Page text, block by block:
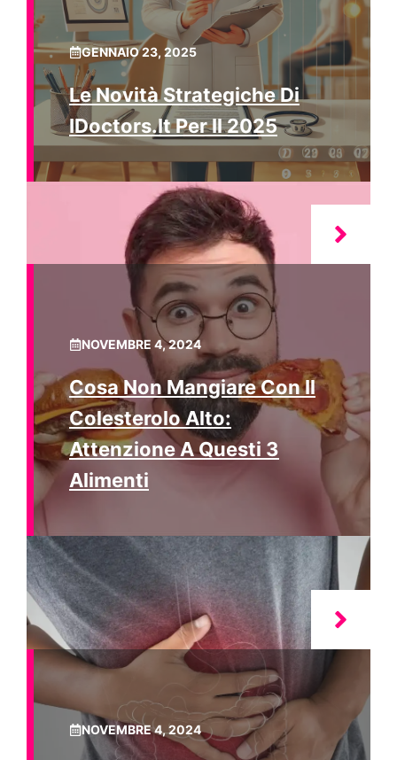
GENNAIO 23, 2025
Le Novità Strategiche Di
IDoctors.it Per Il 2025
NOVEMBRE 4, 2024
Cosa Non Mangiare Con Il
Colesterolo Alto:
Attenzione A Questi 3
Alimenti
NOVEMBRE 4, 2024